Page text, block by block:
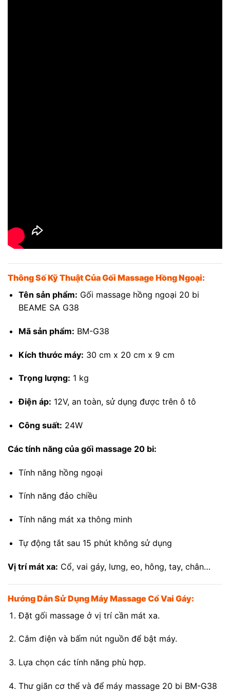
Thông Số Kỹ Thuật Của Gối Massage Hồng Ngoại:
Tên sản phẩm: Gối massage hồng ngoại 20 bi
BEAME SA G38
Mã sản phẩm: BM-G38
Kích thước máy: 30 cm x 20 cm x 9 cm
Trọng lượng: 1 kg
Điện áp: 12V, an toàn, sử dụng được trên ô tô
Công suất: 24W
Các tính năng của gối massage 20 bi:
Tính năng hồng ngoại
Tính năng đảo chiều
Tính năng mát xa thông minh
Tự động tắt sau 15 phút không sử dụng
Vị trí mát xa: Cổ, vai gáy, lưng, eo, hông, tay, chân…
Hướng Dẫn Sử Dụng Máy Massage Cổ Vai Gáy:
Đặt gối massage ở vị trí cần mát xa.
Cắm điện và bấm nút nguồn để bật máy.
Lựa chọn các tính năng phù hợp.
Thư giãn cơ thể và để máy massage 20 bi BM-G38